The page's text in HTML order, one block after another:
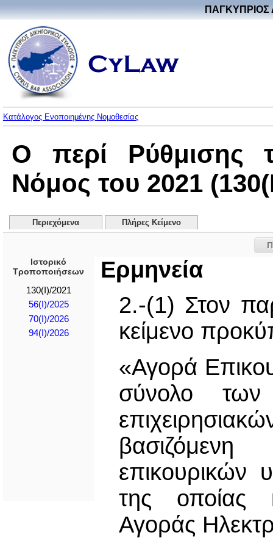
ΠΑΓΚΥΠΡΙΟΣ
Κατάλογος Ενοποιημένης Νομοθεσίας
Ο περί Ρύθμισης
Νόμος του 2021
Περιεχόμενα Πλήρες Κείμενο
Ιστορικό
Τροποποιήσεων
130(I)/2021
56(I)/2025
70(I)/2026
94(I)/2026
Ερμηνεία
2.-(1) Στον
κείμενο
«Αγορά
σύνολο των
επικουρικών
της οποίας
Αγοράς